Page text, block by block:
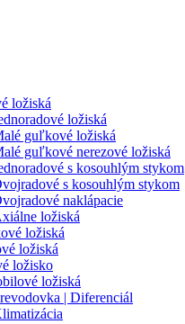
ložiská
ložiská
guľkové ložiská
guľkové nerezové ložiská
s kosouhlým stykom
s kosouhlým stykom
naklápacie
ložiská
ložiská
ložiská
ložisko
ložiská
| Diferenciál